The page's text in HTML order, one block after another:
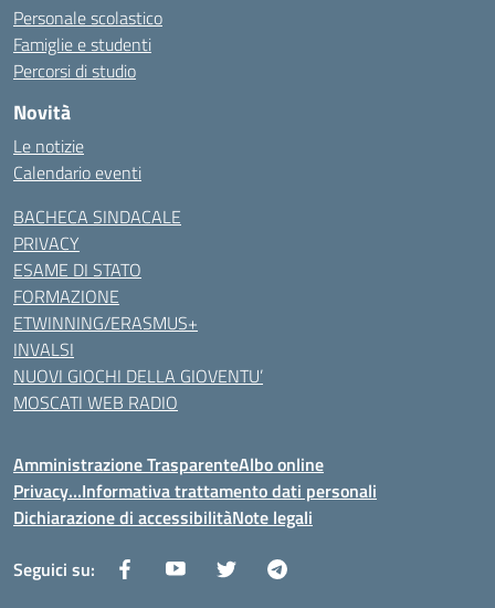
Personale scolastico
Famiglie e studenti
Percorsi di studio
Novità
Le notizie
Calendario eventi
BACHECA SINDACALE
PRIVACY
ESAME DI STATO
FORMAZIONE
ETWINNING/ERASMUS+
INVALSI
NUOVI GIOCHI DELLA GIOVENTU’
MOSCATI WEB RADIO
Amministrazione TrasparenteAlbo online
Privacy…Informativa trattamento dati personali
Dichiarazione di accessibilitàNote legali
Seguici su: